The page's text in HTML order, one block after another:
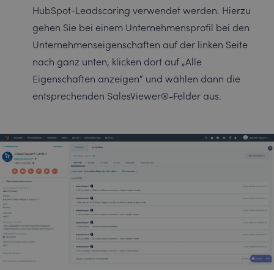
HubSpot-Leadscoring verwendet werden. Hierzu
gehen Sie bei einem Unternehmensprofil bei den
Unternehmenseigenschaften auf der linken Seite
nach ganz unten, klicken dort auf „Alle
Eigenschaften anzeigen“ und wählen dann die
entsprechenden SalesViewer®-Felder aus.